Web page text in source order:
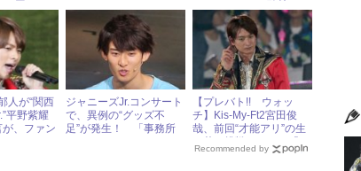
人が“関西
平野紫耀
、ファン
ジャニーズJr.コンサート
で、異例の“グッズ不
足”が発生！ 「事務所
【プレバト!! ウォッ
チ】Kis-My-Ft2宮田俊
哉、前回“才能アリ”の生
け花に挑戦するも、「お
もしろみがない」とバッ
Recommended by